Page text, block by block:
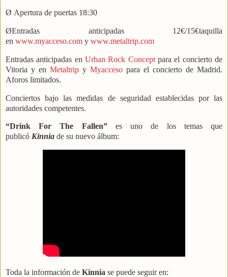
Ø Apertura de puertas 18:30
ØEntradas anticipadas 12€/15€taquilla
en www.myacceso.com y www.metaltrip.com
Entradas anticipadas en Urban Rock Conceptpara el concierto de
Vitoria y en Metaltrip y Myacceso para el concierto de Madrid.
Aforos limitados.
Conciertos bajo las medidas de seguridad establecidas por las
autoridades competentes.
“Drink For The Fallen”es uno de los temas que
publicó Kinnia de su nuevo álbum:
Toda la información de Kinnia se puede seguir en: